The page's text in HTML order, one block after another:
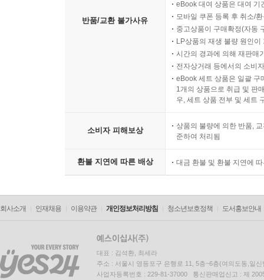
반품/교환 불가사유
eBook 대여 상품은 대여 기
모바일 쿠폰 등록 후 취소/
중고상품이 구매확정(자동
LP상품의 재생 불량 원인
시간의 경과에 의해 재판매
전자상거래 등에서의 소비
eBook 세트 상품은 일괄 구
1개의 상품으로 취급 및 판
우, 세트 상품 전부 및 세트
소비자 피해보상
상품의 불량에 의한 반품,
준하여 처리됨
환불 지연에 따른 배상 대금 환불 및 환불 지연에
회사소개 인재채용 이용약관 개인정보처리방침 청소년보호정책 도서홍보안내
대표 : 김석환, 최세라
주소 : 서울시 영등포구 은행로 11, 5층~6층(여의도동,일신
사업자등록번호 : 229-81-37000 통신판매업신고 : 제